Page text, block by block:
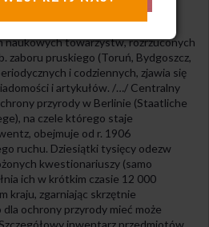
takiż „Pamiętnik drzew i lasów
T. Schube swój „Pamiętnik lasów
naukowych towarzystw, rozrzuconych
zaboru pruskiego (Toruń, Bydgoszcz,
i codziennych, zjawia się
i artykułów. /…/ Centralny
przyrody w Berlinie (Staatliche
na czele którego staje
obejmuje od r. 1906
ruchu. Dziesiątki tysięcy odezw
kwestionariuszy (samo
ich w krótkim czasie 12 000
kraju, zgarniając skrzętnie
ochrony przyrody mieć może